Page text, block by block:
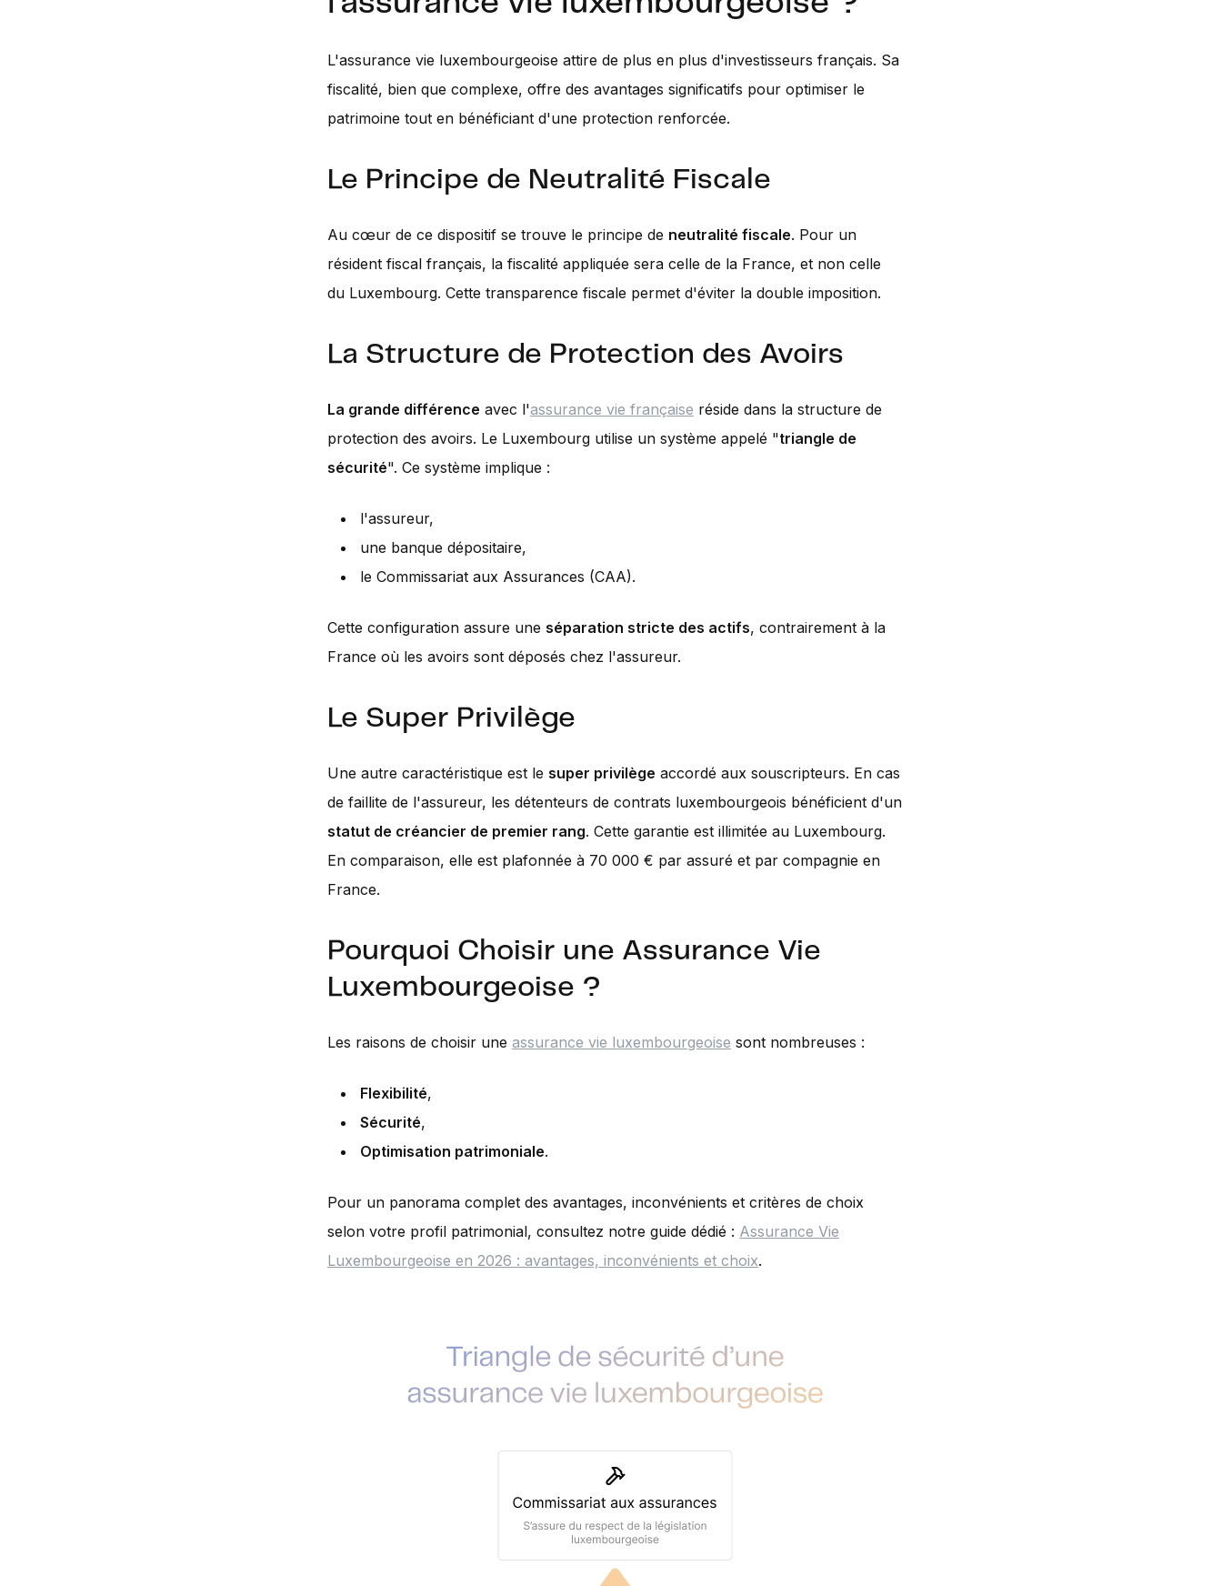
L'assurance vie luxembourgeoise attire de plus en plus d'investisseurs français. Sa
fiscalité, bien que complexe, offre des avantages significatifs pour optimiser le
patrimoine tout en bénéficiant d'une protection renforcée.
Le Principe de Neutralité Fiscale
Au cœur de ce dispositif se trouve le principe de neutralité fiscale. Pour un
résident fiscal français, la fiscalité appliquée sera celle de la France, et non celle
du Luxembourg. Cette transparence fiscale permet d'éviter la double imposition.
La Structure de Protection des Avoirs
La grande différence avec l'assurance vie française réside dans la structure de
protection des avoirs. Le Luxembourg utilise un système appelé "triangle de
sécurité". Ce système implique :
l'assureur,
une banque dépositaire,
le Commissariat aux Assurances (CAA).
Cette configuration assure une séparation stricte des actifs, contrairement à la
France où les avoirs sont déposés chez l'assureur.
Le Super Privilège
Une autre caractéristique est le super privilège accordé aux souscripteurs. En cas
de faillite de l'assureur, les détenteurs de contrats luxembourgeois bénéficient d'un
statut de créancier de premier rang. Cette garantie est illimitée au Luxembourg.
En comparaison, elle est plafonnée à 70 000 € par assuré et par compagnie en
France.
Pourquoi Choisir une Assurance Vie
Luxembourgeoise ?
Les raisons de choisir une assurance vie luxembourgeoise sont nombreuses :
Flexibilité,
Sécurité,
Optimisation patrimoniale.
Pour un panorama complet des avantages, inconvénients et critères de choix
selon votre profil patrimonial, consultez notre guide dédié : Assurance Vie
Luxembourgeoise en 2026 : avantages, inconvénients et choix.